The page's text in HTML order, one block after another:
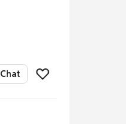
Chat